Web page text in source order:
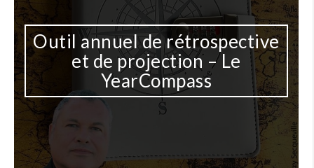
Outil annuel de rétrospective
et de projection – Le
YearCompass